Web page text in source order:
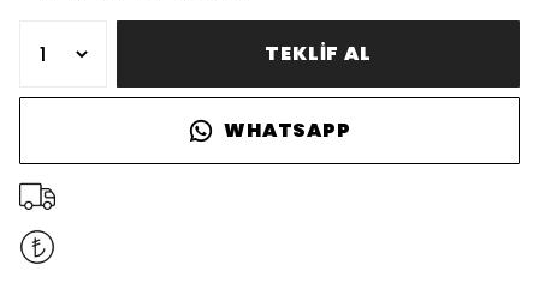
TEKLİF AL
WHATSAPP